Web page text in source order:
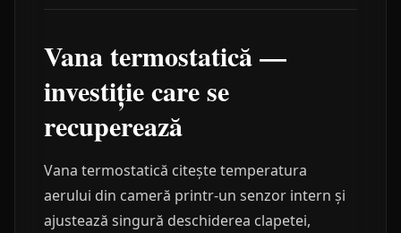
Vana termostatică —
investiție care se
recuperează
Vana termostatică citește temperatura
aerului din cameră printr-un senzor intern și
ajustează singură deschiderea clapetei,